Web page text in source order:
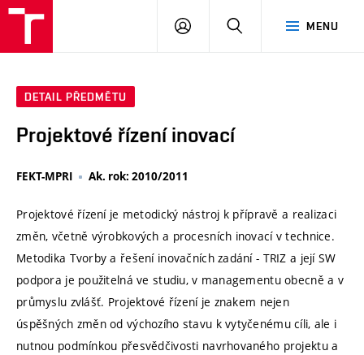
MENU
PŘIHLÁSIT
DETAIL PŘEDMĚTU
Projektové řízení inovací
FEKT-MPRI Ak. rok: 2010/2011
Projektové řízení je metodický nástroj k přípravě a realizaci
změn, včetně výrobkových a procesních inovací v technice.
Metodika Tvorby a řešení inovačních zadání - TRIZ a její SW
podpora je použitelná ve studiu, v managementu obecně a v
průmyslu zvlášť. Projektové řízení je znakem nejen
úspěšných změn od výchozího stavu k vytyčenému cíli, ale i
nutnou podmínkou přesvědčivosti navrhovaného projektu a